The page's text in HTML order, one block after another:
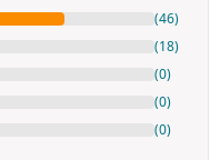
(46)
(18)
(0)
(0)
(0)